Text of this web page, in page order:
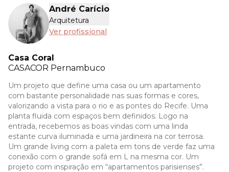
André Carício
Arquitetura
Ver profissional
Casa Coral
CASACOR Pernambuco
Um projeto que define uma casa ou um apartamento
com bastante personalidade nas suas formas e cores,
valorizando a vista para o rio e as pontes do Recife. Uma
planta fluida com espaços bem definidos. Logo na
entrada, recebemos as boas vindas com uma linda
estante curva iluminada e uma jardineira na cor terrosa.
Um grande living com a paleta em tons de verde faz uma
conexão com o grande sofá em L na mesma cor. Um
projeto com inspiração em “apartamentos parisienses”.